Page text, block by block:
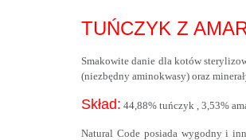
TUŃCZYK Z
Smakowite danie dla kotów
(niezbędny aminokwasy) oraz
Skład: 44,88% tuńczyk , 3,53%
Natural Code posiada wygodny i